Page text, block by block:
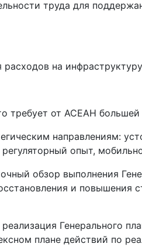
труда для
на
требует от АСЕАН большей
направлениям:
опыт,
обзор выполнения
и
Генерального
плане действий по